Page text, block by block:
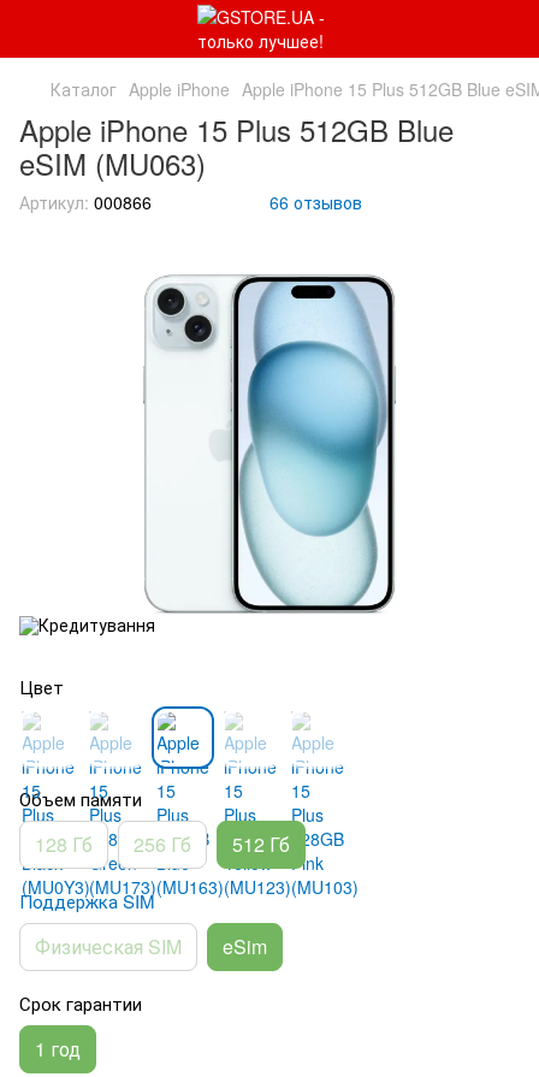
Каталог Apple iPhone Apple iPhone 15 Plus 512GB Blue
Apple iPhone 15 Plus 512GB Blue
eSIM (MU063)
Артикул: 000866 66 отзывов
Цвет
Объем памяти
128 Гб 256 Гб 512 Гб
Поддержка SIM
Физическая SIM eSim
Срок гарантии
1 год